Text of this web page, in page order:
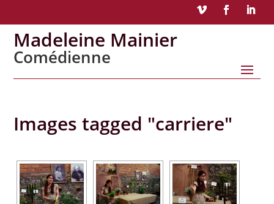
Madeleine Mainier
Comédienne
Images tagged "carriere"